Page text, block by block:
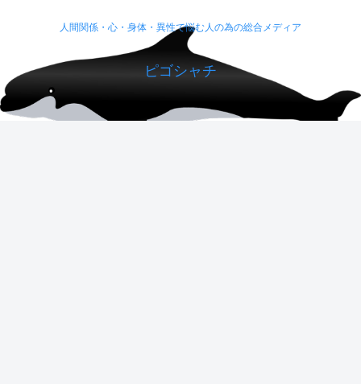
人間関係・心・身体・異性で悩む人の為の総合メディア
ピゴシャチ